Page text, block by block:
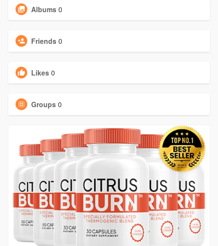
Albums 0
Friends 0
Likes 0
Groups 0